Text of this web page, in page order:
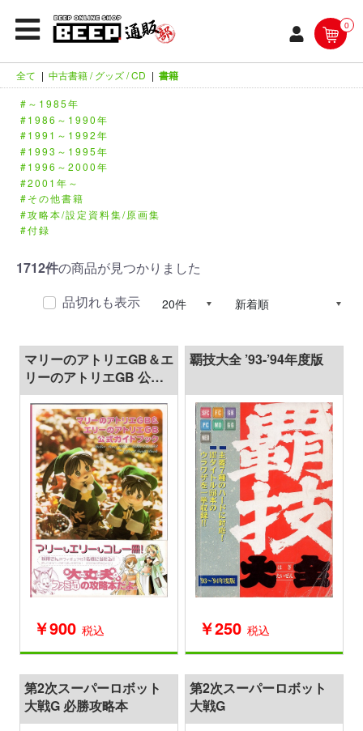
0
全て | 中古書籍 / グッズ / CD | 書籍
～1985年
1986～1990年
1991～1992年
1993～1995年
1996～2000年
2001年～
その他書籍
攻略本/設定資料集/原画集
付録
1712件の商品が見つかりました
品切れも表示
マリーのアトリエGB＆エ
リーのアトリエGB 公式
ガイドブック
￥900 税込
覇技大全 ’93-’94年度版
￥250 税込
第2次スーパーロボット
大戦G 必勝攻略本
第2次スーパーロボット
大戦G